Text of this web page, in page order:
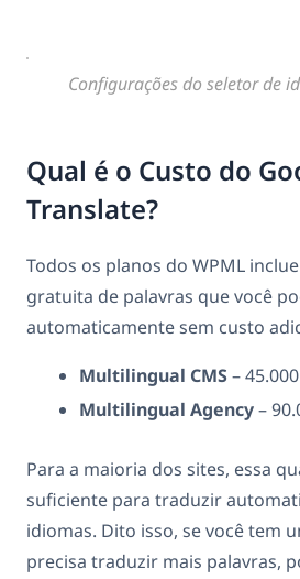
Configurações do seletor de
Qual é o Custo do
Translate?
Todos os planos do WPML
gratuita de palavras que você
automaticamente sem custo
Multilingual CMS–
Multilingual Agency–
Para a maioria dos sites, essa
suficiente para traduzir
idiomas. Dito isso, se você tem
precisa traduzir mais palavras,